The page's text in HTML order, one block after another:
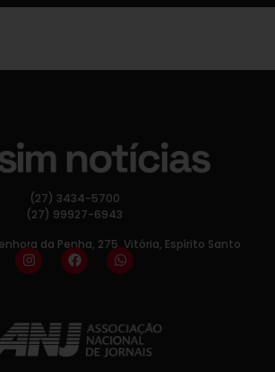
(27) 3434-5700
(27) 99927-6943
da Penha, 275, Vitória, Espírito Santo